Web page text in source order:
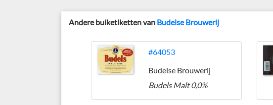
Andere buiketiketten van Budelse Brouwerij
#64053
Budelse Brouwerij
Budels Malt 0,0%